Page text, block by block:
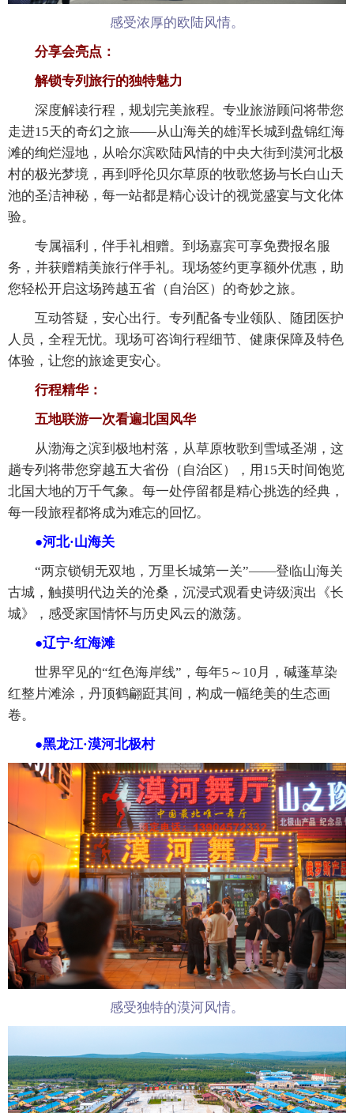
感受浓厚的欧陆风情。
分享会亮点：
解锁专列旅行的独特魅力
深度解读行程，规划完美旅程。专业旅游顾问将带您
走进15天的奇幻之旅——从山海关的雄浑长城到盘锦红海
滩的绚烂湿地，从哈尔滨欧陆风情的中央大街到漠河北极
村的极光梦境，再到呼伦贝尔草原的牧歌悠扬与长白山天
池的圣洁神秘，每一站都是精心设计的视觉盛宴与文化体
验。
专属福利，伴手礼相赠。到场嘉宾可享免费报名服
务，并获赠精美旅行伴手礼。现场签约更享额外优惠，助
您轻松开启这场跨越五省（自治区）的奇妙之旅。
互动答疑，安心出行。专列配备专业领队、随团医护
人员，全程无忧。现场可咨询行程细节、健康保障及特色
体验，让您的旅途更安心。
行程精华：
五地联游一次看遍北国风华
从渤海之滨到极地村落，从草原牧歌到雪域圣湖，这
趟专列将带您穿越五大省份（自治区），用15天时间饱览
北国大地的万千气象。每一处停留都是精心挑选的经典，
每一段旅程都将成为难忘的回忆。
●河北·山海关
“两京锁钥无双地，万里长城第一关”——登临山海关
古城，触摸明代边关的沧桑，沉浸式观看史诗级演出《长
城》，感受家国情怀与历史风云的激荡。
●辽宁·红海滩
世界罕见的“红色海岸线”，每年5～10月，碱蓬草染
红整片滩涂，丹顶鹤翩跹其间，构成一幅绝美的生态画
卷。
●黑龙江·漠河北极村
感受独特的漠河风情。